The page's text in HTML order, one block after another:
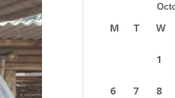
M T W
1
6 7 8